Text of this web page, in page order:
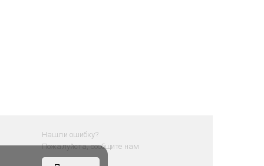
Нашли ошибку?
Пожалуйста, сообщите нам